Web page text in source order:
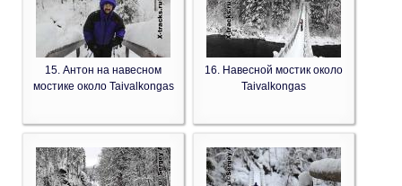
15. Антон на навесном
мостике около Taivalkongas
16. Навесной мостик около
Taivalkongas